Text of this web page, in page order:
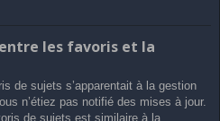
les favoris et la
de sujets s’apparentait à la gestion
n’étiez pas notifié des mises à jour.
de sujets est similaire à la